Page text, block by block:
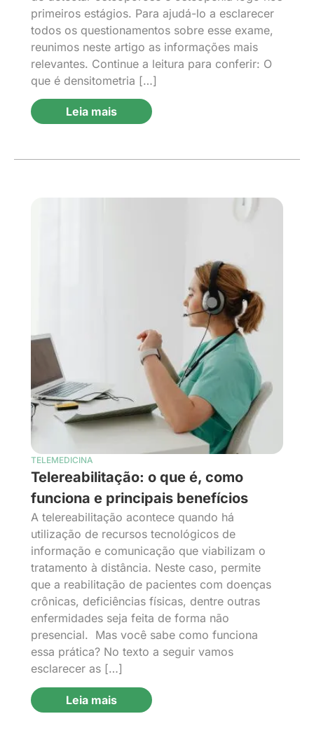
primeiros estágios. Para ajudá-lo a esclarecer
todos os questionamentos sobre esse exame,
reunimos neste artigo as informações mais
relevantes. Continue a leitura para conferir: O
que é densitometria […]
Leia mais
TELEMEDICINA
Telereabilitação: o que é, como
funciona e principais benefícios
A telereabilitação acontece quando há
utilização de recursos tecnológicos de
informação e comunicação que viabilizam o
tratamento à distância. Neste caso, permite
que a reabilitação de pacientes com doenças
crônicas, deficiências físicas, dentre outras
enfermidades seja feita de forma não
presencial. Mas você sabe como funciona
essa prática? No texto a seguir vamos
esclarecer as […]
Leia mais